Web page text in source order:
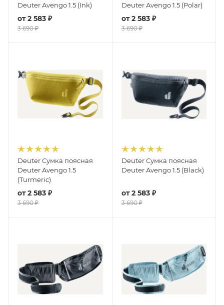
Deuter Avengo 1.5 (Ink)
от2 583 ₽
3 690 ₽
Deuter Avengo 1.5 (Polar)
от2 583 ₽
3 690 ₽
Deuter Сумка поясная
Deuter Avengo 1.5
(Turmeric)
от2 583 ₽
3 690 ₽
Deuter Сумка поясная
Deuter Avengo 1.5 (Black)
от2 583 ₽
3 690 ₽